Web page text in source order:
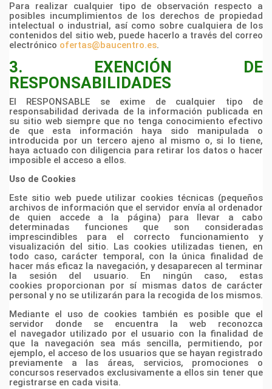
Para realizar cualquier tipo de observación respecto a
posibles incumplimientos de los derechos de propiedad
intelectual o industrial, así como sobre cualquiera de los
contenidos del sitio web, puede hacerlo a través del correo
electrónico ofertas@baucentro.es.
3. EXENCIÓN DE
RESPONSABILIDADES
El RESPONSABLE se exime de cualquier tipo de
responsabilidad derivada de la información publicada en
su sitio web siempre que no tenga conocimiento efectivo
de que esta información haya sido manipulada o
introducida por un tercero ajeno al mismo o, si lo tiene,
haya actuado con diligencia para retirar los datos o hacer
imposible el acceso a ellos.
Uso de Cookies
Este sitio web puede utilizar cookies técnicas (pequeños
archivos de información que el servidor envía al ordenador
de quien accede a la página) para llevar a cabo
determinadas funciones que son consideradas
imprescindibles para el correcto funcionamiento y
visualización del sitio. Las cookies utilizadas tienen, en
todo caso, carácter temporal, con la única finalidad de
hacer más eficaz la navegación, y desaparecen al terminar
la sesión del usuario. En ningún caso, estas
cookies proporcionan por sí mismas datos de carácter
personal y no se utilizarán para la recogida de los mismos.
Mediante el uso de cookies también es posible que el
servidor donde se encuentra la web reconozca
el navegador utilizado por el usuario con la finalidad de
que la navegación sea más sencilla, permitiendo, por
ejemplo, el acceso de los usuarios que se hayan registrado
previamente a las áreas, servicios, promociones o
concursos reservados exclusivamente a ellos sin tener que
registrarse en cada visita.